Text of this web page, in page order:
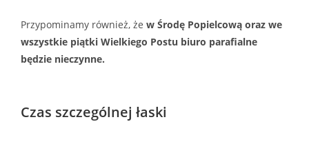
Przypominamy również, że w Środę Popielcową oraz we
wszystkie piątki Wielkiego Postu biuro parafialne
będzie nieczynne.
Czas szczególnej łaski